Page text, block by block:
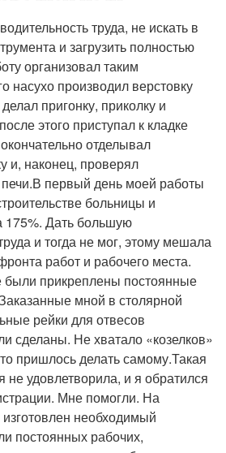
труда, не искать в
и загрузить полностью
организовал таким
насухо производил верстовку
пригонку, приколку и
этого приступал к кладке
отделывал
и, наконец, проверял
печи.В первый день моей работы
больницы и
175%. Дать большую
и тогда не мог, этому мешала
работ и рабочего места.
были прикреплены постоянные
мной в столярной
рейки для отвесов
сделаны. Не хватало «козелков»
пришлось делать самому.Такая
не удовлетворила, и я обратился
Мне помогли. На
необходимый
постоянных рабочих,